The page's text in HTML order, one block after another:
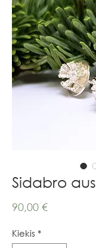
Sidabro
90,00 €Price
Kiekis *